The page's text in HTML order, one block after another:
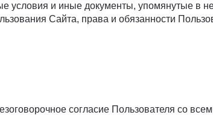
условия и иные документы, упомянутые в
Сайта, права и обязанности
согласие Пользователя со